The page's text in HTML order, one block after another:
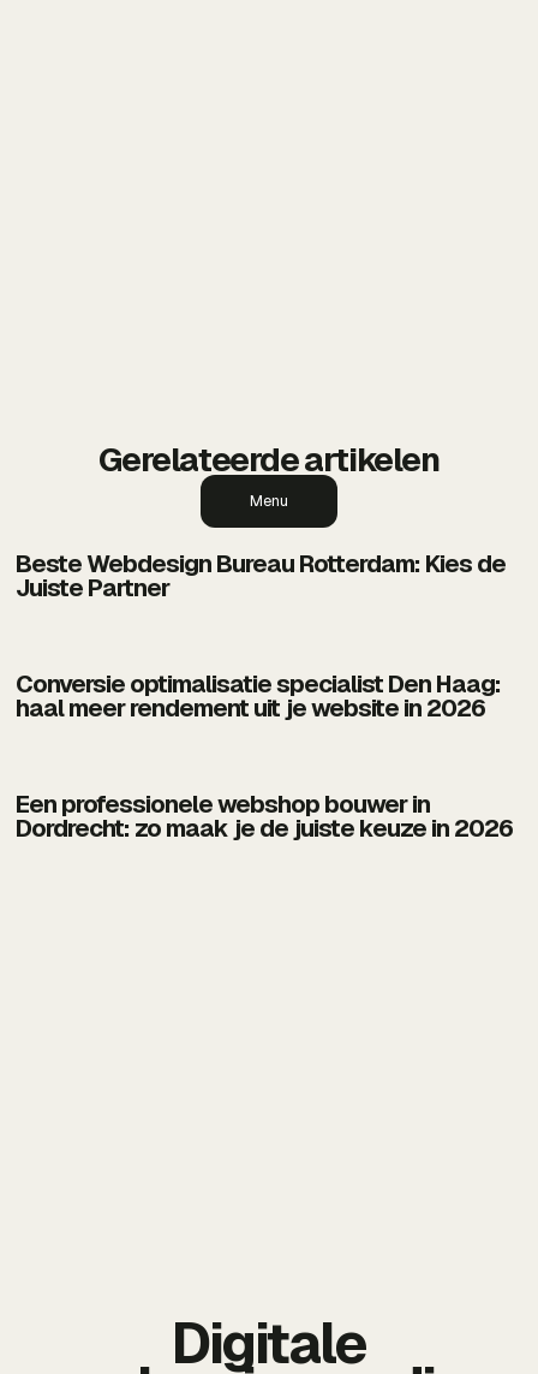
Beste Webdesign Bureau Rotterdam: Kies de
Juiste Partner
Conversie optimalisatie specialist Den Haag:
haal meer rendement uit je website in 2026
Een professionele webshop bouwer in
Dordrecht: zo maak je de juiste keuze in 2026
Gerelateerde artikelen
Menu
Digitale